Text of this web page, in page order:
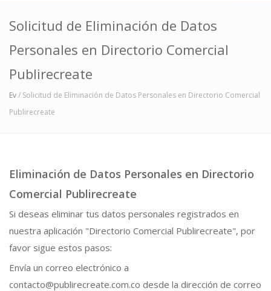
Solicitud de Eliminación de Datos
Personales en Directorio Comercial
Publirecreate
Ev/ Solicitud de Eliminación de Datos Personales en Directorio Comercial
Publirecreate
Eliminación de Datos Personales en Directorio
Comercial Publirecreate
Si deseas eliminar tus datos personales registrados en
nuestra aplicación "Directorio Comercial Publirecreate", por
favor sigue estos pasos:
Envía un correo electrónico a
contacto@publirecreate.com.co desde la dirección de correo